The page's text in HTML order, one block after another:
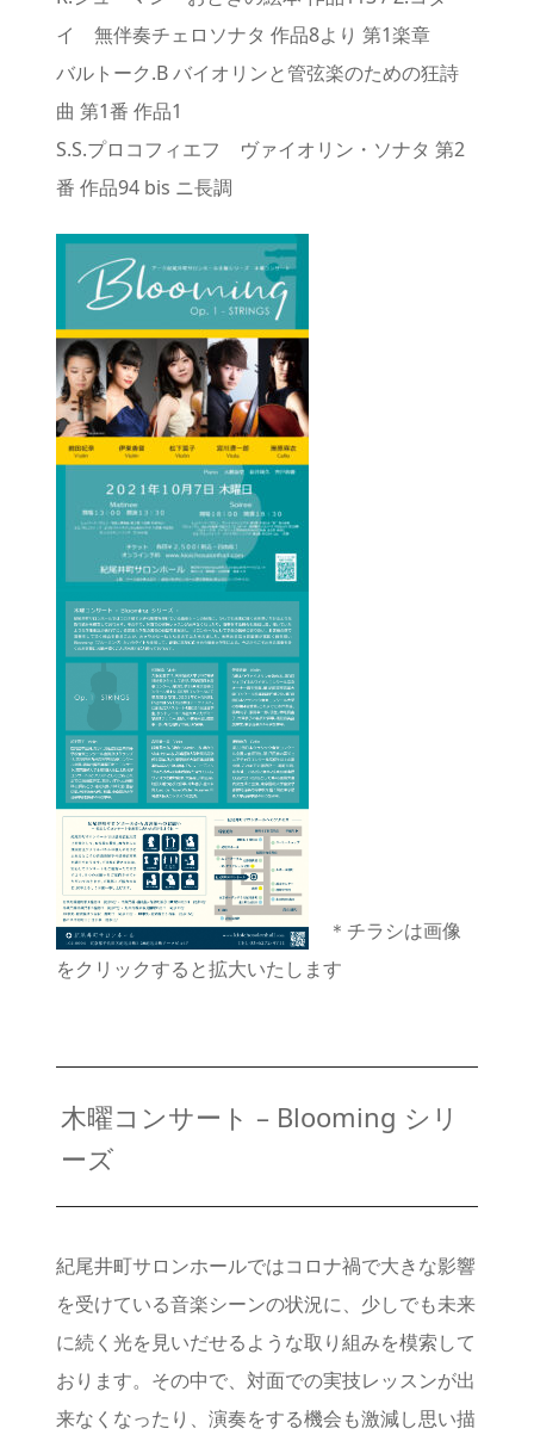
イ 無伴奏チェロソナタ 作品8より 第1楽章
バルトーク.B バイオリンと管弦楽のための狂詩
曲 第1番 作品1
S.S.プロコフィエフ ヴァイオリン・ソナタ 第2
番 作品94 bis ニ長調
＊チラシは画像
をクリックすると拡大いたします
木曜コンサート – Blooming シリ
ーズ
紀尾井町サロンホールではコロナ禍で大きな影響
を受けている音楽シーンの状況に、少しでも未来
に続く光を見いだせるような取り組みを模索して
おります。その中で、対面での実技レッスンが出
来なくなったり、演奏をする機会も激減し思い描